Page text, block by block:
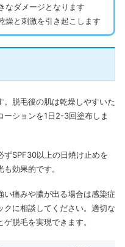
なダメージとなります
燥と刺激を引き起こします
脱毛後の肌は乾燥しやすいた
ションを1日2-3回塗布しま
ずSPF30以上の日焼け止めを
効果的です。
痛みや膿が出る場合は感染症
に相談してください。適切な
脱毛を実現できます。